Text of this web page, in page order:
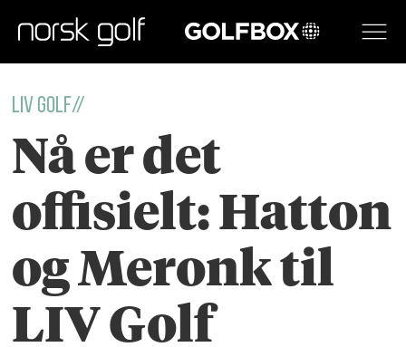
GOLFBOX
LIV GOLF//
Nå er det
offisielt: Hatton
og Meronk til
LIV Golf